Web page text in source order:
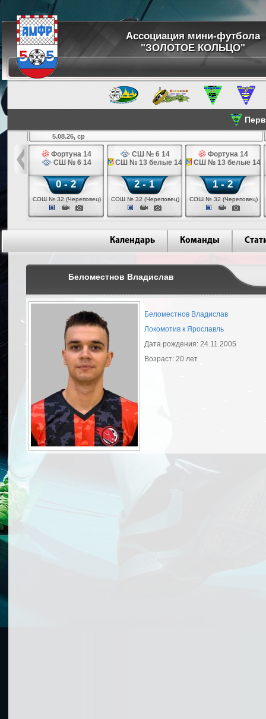
Ассоциация мини-футбола
"ЗОЛОТОЕ КОЛЬЦО"
14
5.08.26, ср
Фортуна 14
СШ № 6 14
0 - 2
СОШ № 32 (Череповец)
СШ № 6 14
СШ № 13 белые 14
2 - 1
СОШ № 32 (Череповец)
Фортуна 14
СШ № 13 белые 14
1 - 2
СОШ № 32 (Череповец)
Календарь Команды
Беломестнов Владислав
Беломестнов Владислав
Локомотив к Ярославль
Дата рождения: 24.11.2005
Возраст: 20 лет